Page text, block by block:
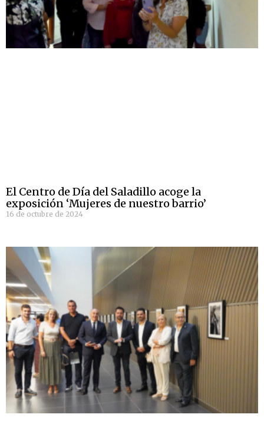
El Centro de Día del Saladillo acoge la
exposición ‘Mujeres de nuestro barrio’
16 de octubre de 2024